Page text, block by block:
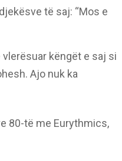
të saj: “Mos e
këngët e saj si
Ajo nuk ka
80-të me Eurythmics,